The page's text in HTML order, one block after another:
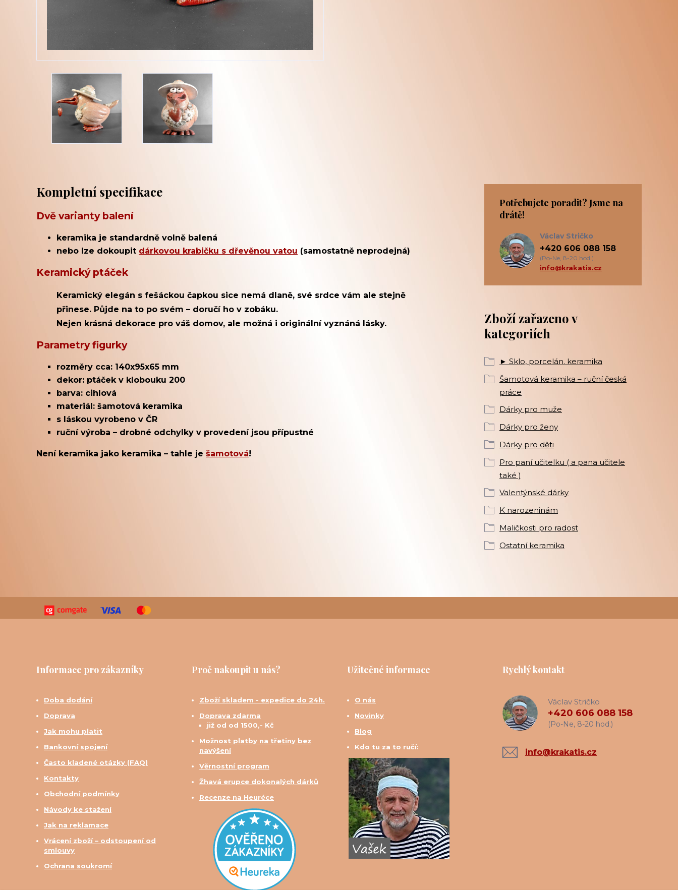
Kompletní specifikace
Dvě varianty balení
keramika je standardně volně balená
nebo lze dokoupit dárkovou krabičku s dřevěnou vatou (samostatně neprodejná)
Keramický ptáček
Keramický elegán s fešáckou čapkou sice nemá dlaně, své srdce vám ale stejně
přinese. Půjde na to po svém – doručí ho v zobáku.
Nejen krásná dekorace pro váš domov, ale možná i originální vyznáná lásky.
Parametry figurky
rozměry cca: 140x95x65 mm
dekor: ptáček v klobouku 200
barva: cihlová
materiál: šamotová keramika
s láskou vyrobeno v ČR
ruční výroba – drobné odchylky v provedení jsou přípustné
Není keramika jako keramika – tahle je šamotová!
Zboží zařazeno v
kategoriích
► Sklo, porcelán. keramika
Šamotová keramika – ruční česká
práce
Dárky pro muže
Dárky pro ženy
Dárky pro děti
Pro paní učitelku ( a pana učitele
také )
Valentýnské dárky
K narozeninám
Maličkosti pro radost
Ostatní keramika
Potřebujete poradit? Jsme na
drátě!
Václav Stričko
+420 606 088 158
(Po-Ne, 8-20 hod.)
info@krakatis.cz
Informace pro zákazníky
Doba dodání
Doprava
Jak mohu platit
Bankovní spojení
Často kladené otázky (FAQ)
Kontakty
Obchodní podmínky
Návody ke stažení
Jak na reklamace
Vrácení zboží – odstoupení od
smlouvy
Ochrana soukromí
Proč nakoupit u nás?
Zboží skladem - expedice do 24h.
Doprava zdarma
již od od 1500,- Kč
Možnost platby na třetiny bez
navýšení
Věrnostní program
Žhavá erupce dokonalých dárků
Recenze na Heuréce
Užitečné informace
O nás
Novinky
Blog
Kdo tu za to ručí:
Rychlý kontakt
Václav Stričko
+420 606 088 158
(Po-Ne, 8-20 hod.)
info@krakatis.cz